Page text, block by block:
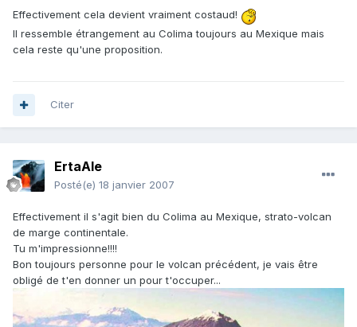
Effectivement cela devient vraiment costaud!
Il ressemble étrangement au Colima toujours au Mexique mais
cela reste qu'une proposition.
Citer
ErtaAle
Posté(e) 18 janvier 2007
Effectivement il s'agit bien du Colima au Mexique, strato-volcan
de marge continentale.
Tu m'impressionne!!!!
Bon toujours personne pour le volcan précédent, je vais être
obligé de t'en donner un pour t'occuper...